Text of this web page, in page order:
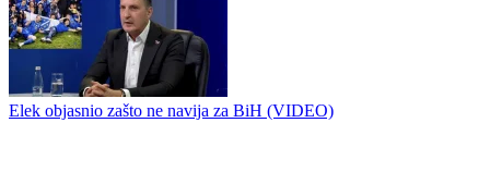
Od danas najveća i najfrekventnija gondola na Jahorini nosi ime
Bobana Kusturića